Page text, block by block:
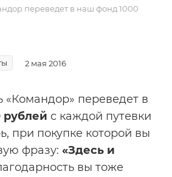
переведет в наш фонд 1000
2 мая 2016
«Командор» переведет в
рублей с каждой путевки
при покупке которой вы
фразу: «Здесь и
вы тоже